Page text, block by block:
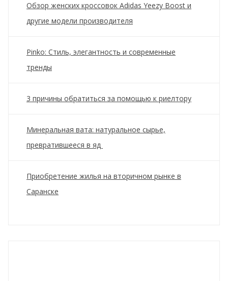
Обзор женских кроссовок Adidas Yeezy Boost и
другие модели производителя
Pinko: Стиль, элегантность и современные
тренды
3 причины обратиться за помощью к риелтору
Минеральная вата: натуральное сырье,
превратившееся в яд
Приобретение жилья на вторичном рынке в
Саранске